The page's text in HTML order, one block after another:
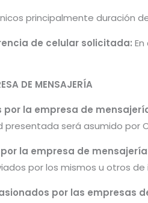
principalmente duración
de celular solicitada:
DE MENSAJERÍA
por la empresa de
será asumido por
la empresa de
por los mismos u otros de
por las empresas